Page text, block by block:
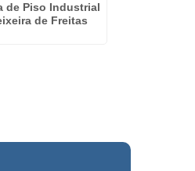
de Piso Industrial
de Freitas